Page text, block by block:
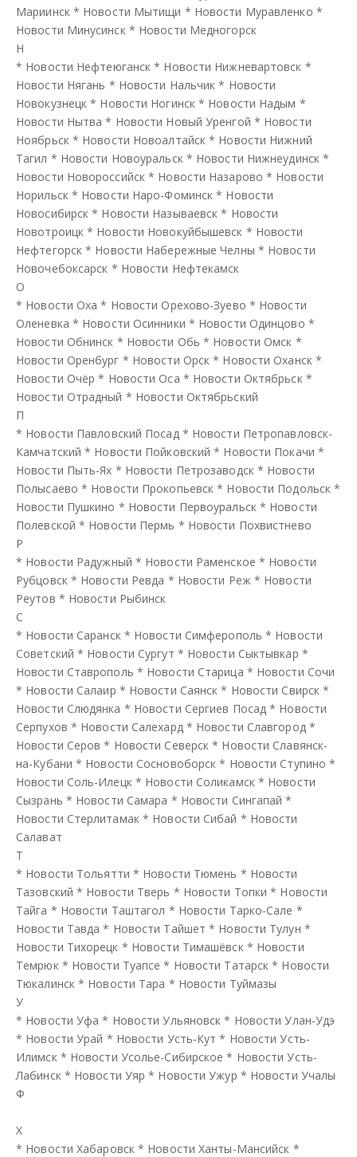
Мариинск * Новости Мытищи * Новости Муравленко *
Новости Минусинск * Новости Медногорск
Н
* Новости Нефтеюганск * Новости Нижневартовск *
Новости Нягань * Новости Нальчик * Новости
Новокузнецк * Новости Ногинск * Новости Надым *
Новости Нытва * Новости Новый Уренгой * Новости
Ноябрьск * Новости Новоалтайск * Новости Нижний
Тагил * Новости Новоуральск * Новости Нижнеудинск *
Новости Новороссийск * Новости Назарово * Новости
Норильск * Новости Наро-Фоминск * Новости
Новосибирск * Новости Называевск * Новости
Новотроицк * Новости Новокуйбышевск * Новости
Нефтегорск * Новости Набережные Челны * Новости
Новочебоксарск * Новости Нефтекамск
О
* Новости Оха * Новости Орехово-Зуево * Новости
Оленевка * Новости Осинники * Новости Одинцово *
Новости Обнинск * Новости Обь * Новости Омск *
Новости Оренбург * Новости Орск * Новости Оханск *
Новости Очёр * Новости Оса * Новости Октябрьск *
Новости Отрадный * Новости Октябрьский
П
* Новости Павловский Посад * Новости Петропавловск-
Камчатский * Новости Пойковский * Новости Покачи *
Новости Пыть-Ях * Новости Петрозаводск * Новости
Полысаево * Новости Прокопьевск * Новости Подольск *
Новости Пушкино * Новости Первоуральск * Новости
Полевской * Новости Пермь * Новости Похвистнево
Р
* Новости Радужный * Новости Раменское * Новости
Рубцовск * Новости Ревда * Новости Реж * Новости
Реутов * Новости Рыбинск
С
* Новости Саранск * Новости Симферополь * Новости
Советский * Новости Сургут * Новости Сыктывкар *
Новости Ставрополь * Новости Старица * Новости Сочи
* Новости Салаир * Новости Саянск * Новости Свирск *
Новости Слюдянка * Новости Сергиев Посад * Новости
Серпухов * Новости Салехард * Новости Славгород *
Новости Серов * Новости Северск * Новости Славянск-
на-Кубани * Новости Сосновоборск * Новости Ступино *
Новости Соль-Илецк * Новости Соликамск * Новости
Сызрань * Новости Самара * Новости Сингапай *
Новости Стерлитамак * Новости Сибай * Новости
Салават
Т
* Новости Тольятти * Новости Тюмень * Новости
Тазовский * Новости Тверь * Новости Топки * Новости
Тайга * Новости Таштагол * Новости Тарко-Сале *
Новости Тавда * Новости Тайшет * Новости Тулун *
Новости Тихорецк * Новости Тимашёвск * Новости
Темрюк * Новости Туапсе * Новости Татарск * Новости
Тюкалинск * Новости Тара * Новости Туймазы
У
* Новости Уфа * Новости Ульяновск * Новости Улан-Удэ
* Новости Урай * Новости Усть-Кут * Новости Усть-
Илимск * Новости Усолье-Сибирское * Новости Усть-
Лабинск * Новости Уяр * Новости Ужур * Новости Учалы
Ф
Х
* Новости Хабаровск * Новости Ханты-Мансийск *